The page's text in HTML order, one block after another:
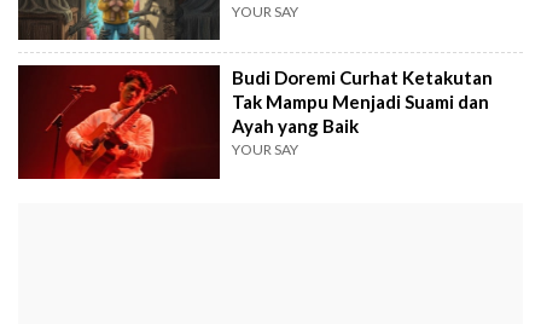
YOUR SAY
Budi Doremi Curhat Ketakutan
Tak Mampu Menjadi Suami dan
Ayah yang Baik
YOUR SAY